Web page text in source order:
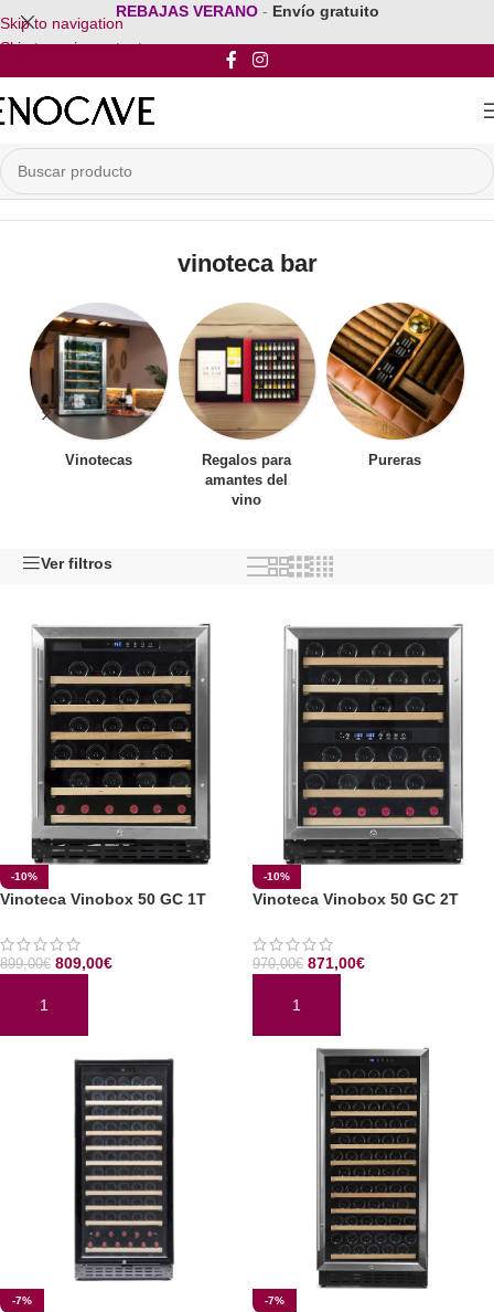
Skip to navigation
Skip to main content
REBAJAS VERANO - Envío gratuito
Inicio/Productos etiquetados “vinoteca bar”
vinoteca bar
Vinotecas
Regalos para
amantes del
vino
Pureras
Ver filtros
-10%
Vinoteca Vinobox 50 GC 1T
899,00€ 809,00€
AÑADIR AL CARRITO
-10%
Vinoteca Vinobox 50 GC 2T
970,00€ 871,00€
AÑADIR AL CARRITO
-7% -7%